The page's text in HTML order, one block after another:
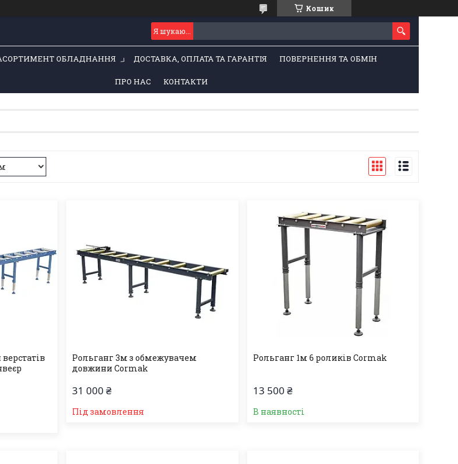
Кошик
ОБЛАДНАННЯ ДОСТАВКА, ОПЛАТА ТА ГАРАНТІЯ ПОВЕРНЕННЯ ТА ОБМІН
ПРО НАС КОНТАКТИ
Рольганг 3м з обмежувачем
довжини Cormak
31 000 ₴
Під замовлення
Рольганг 1м 6 роликів Cormak
13 500 ₴
В наявності